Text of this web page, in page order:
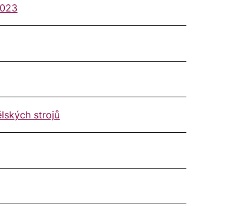
strojů